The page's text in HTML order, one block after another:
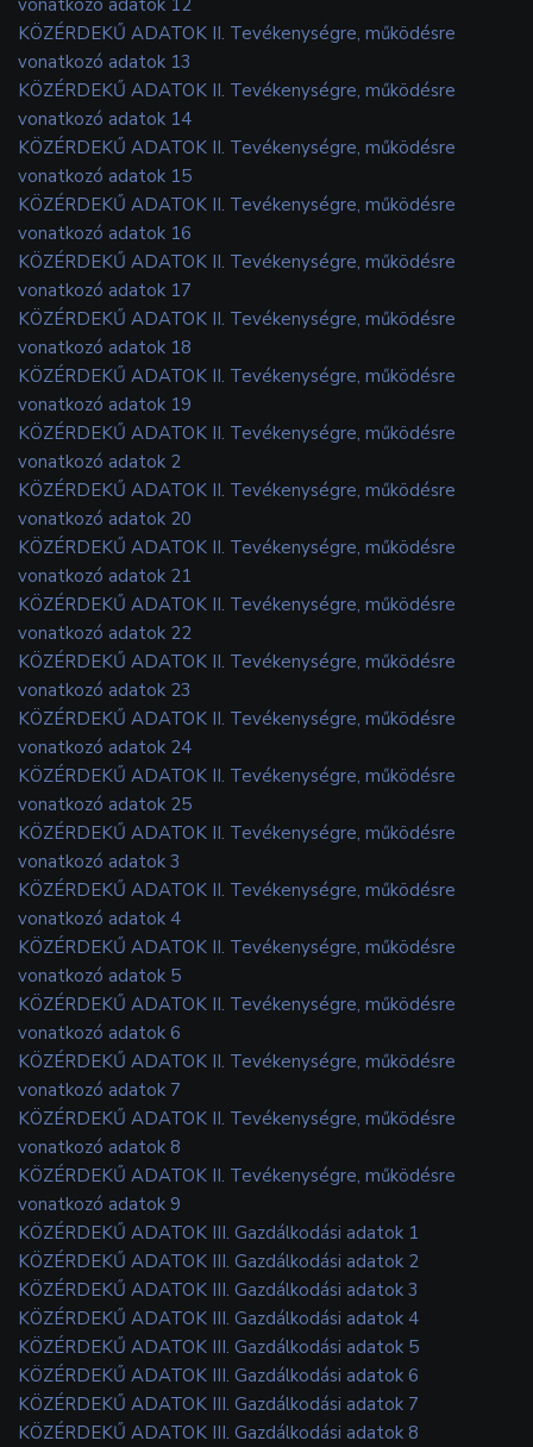
KÖZÉRDEKŰ ADATOK II. Tevékenységre, működésre
vonatkozó adatok 13
KÖZÉRDEKŰ ADATOK II. Tevékenységre, működésre
vonatkozó adatok 14
KÖZÉRDEKŰ ADATOK II. Tevékenységre, működésre
vonatkozó adatok 15
KÖZÉRDEKŰ ADATOK II. Tevékenységre, működésre
vonatkozó adatok 16
KÖZÉRDEKŰ ADATOK II. Tevékenységre, működésre
vonatkozó adatok 17
KÖZÉRDEKŰ ADATOK II. Tevékenységre, működésre
vonatkozó adatok 18
KÖZÉRDEKŰ ADATOK II. Tevékenységre, működésre
vonatkozó adatok 19
KÖZÉRDEKŰ ADATOK II. Tevékenységre, működésre
vonatkozó adatok 2
KÖZÉRDEKŰ ADATOK II. Tevékenységre, működésre
vonatkozó adatok 20
KÖZÉRDEKŰ ADATOK II. Tevékenységre, működésre
vonatkozó adatok 21
KÖZÉRDEKŰ ADATOK II. Tevékenységre, működésre
vonatkozó adatok 22
KÖZÉRDEKŰ ADATOK II. Tevékenységre, működésre
vonatkozó adatok 23
KÖZÉRDEKŰ ADATOK II. Tevékenységre, működésre
vonatkozó adatok 24
KÖZÉRDEKŰ ADATOK II. Tevékenységre, működésre
vonatkozó adatok 25
KÖZÉRDEKŰ ADATOK II. Tevékenységre, működésre
vonatkozó adatok 3
KÖZÉRDEKŰ ADATOK II. Tevékenységre, működésre
vonatkozó adatok 4
KÖZÉRDEKŰ ADATOK II. Tevékenységre, működésre
vonatkozó adatok 5
KÖZÉRDEKŰ ADATOK II. Tevékenységre, működésre
vonatkozó adatok 6
KÖZÉRDEKŰ ADATOK II. Tevékenységre, működésre
vonatkozó adatok 7
KÖZÉRDEKŰ ADATOK II. Tevékenységre, működésre
vonatkozó adatok 8
KÖZÉRDEKŰ ADATOK II. Tevékenységre, működésre
vonatkozó adatok 9
KÖZÉRDEKŰ ADATOK III. Gazdálkodási adatok 1
KÖZÉRDEKŰ ADATOK III. Gazdálkodási adatok 2
KÖZÉRDEKŰ ADATOK III. Gazdálkodási adatok 3
KÖZÉRDEKŰ ADATOK III. Gazdálkodási adatok 4
KÖZÉRDEKŰ ADATOK III. Gazdálkodási adatok 5
KÖZÉRDEKŰ ADATOK III. Gazdálkodási adatok 6
KÖZÉRDEKŰ ADATOK III. Gazdálkodási adatok 7
KÖZÉRDEKŰ ADATOK III. Gazdálkodási adatok 8